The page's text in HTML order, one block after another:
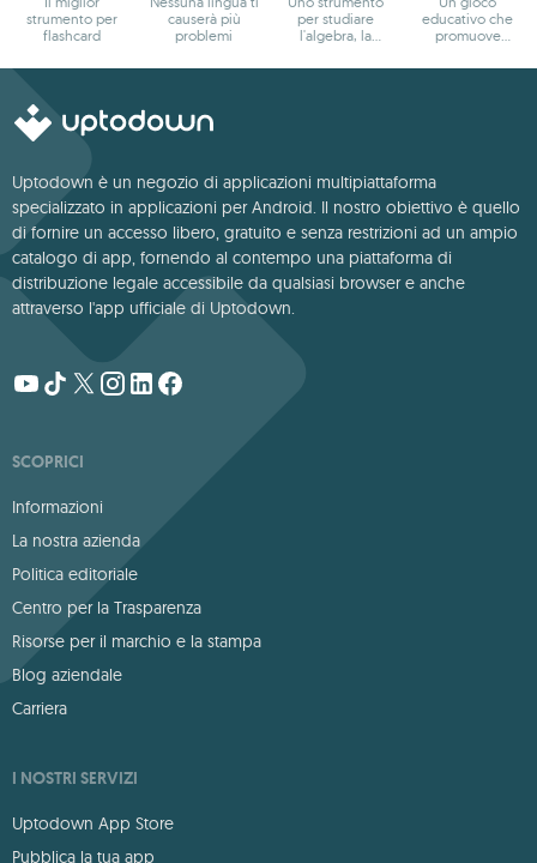
strumento per
flashcard
causerà più
problemi
per studiare
l'algebra, la
calcolo
educativo che
promuove
dell'aritmetica
Uptodown è un negozio di applicazioni multipiattaforma
specializzato in applicazioni per Android. Il nostro obiettivo è quello
di fornire un accesso libero, gratuito e senza restrizioni ad un ampio
catalogo di app, fornendo al contempo una piattaforma di
distribuzione legale accessibile da qualsiasi browser e anche
attraverso l'app ufficiale di Uptodown.
SCOPRICI
Informazioni
La nostra azienda
Politica editoriale
Centro per la Trasparenza
Risorse per il marchio e la stampa
Blog aziendale
Carriera
I NOSTRI SERVIZI
Uptodown App Store
Pubblica la tua app